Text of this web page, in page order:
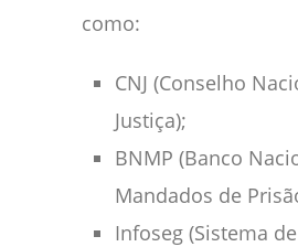
como:
CNJ (Conselho
Justiça);
BNMP (Banco
Mandados de
Infoseg (Sistema